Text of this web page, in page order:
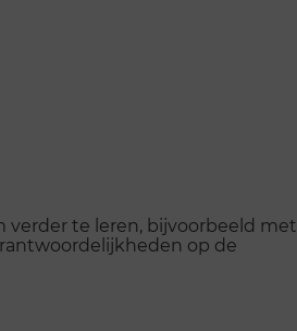
verder te leren, bijvoorbeeld met
op de